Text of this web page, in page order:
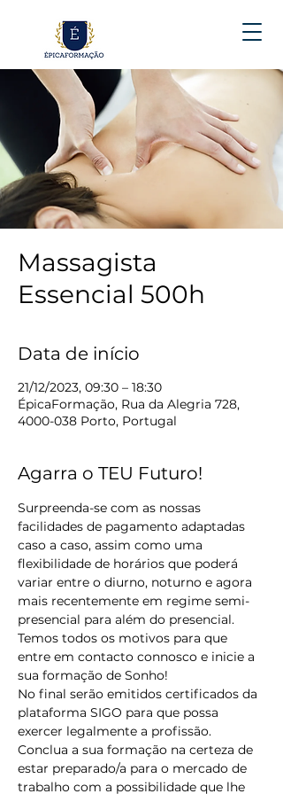
Massagista
Essencial 500h
Data de início
21/12/2023, 09:30 – 18:30
ÉpicaFormação, Rua da Alegria 728,
4000-038 Porto, Portugal
Agarra o TEU Futuro!
Surpreenda-se com as nossas
facilidades de pagamento adaptadas
caso a caso, assim como uma
flexibilidade de horários que poderá
variar entre o diurno, noturno e agora
mais recentemente em regime semi-
presencial para além do presencial.
Temos todos os motivos para que
entre em contacto connosco e inicie a
sua formação de Sonho!
No final serão emitidos certificados da
plataforma SIGO para que possa
exercer legalmente a profissão.
Conclua a sua formação na certeza de
estar preparado/a para o mercado de
trabalho com a possibilidade que lhe